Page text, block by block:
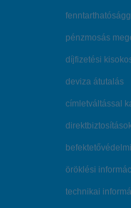
pénzmosás
díjfizetési
deviza átutalás
címletváltással
öröklési
technikai